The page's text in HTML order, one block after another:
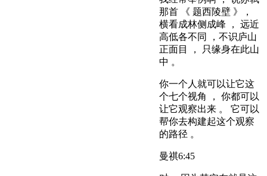
那首 《 题西陵壁 》，
横看成林侧成峰 ， 远近
高低各不同 ，不识庐山
正面目 ， 只缘身在此山
中 。
你一个人就可以让它这
个七个视角 ， 你都可以
让它观察出来 。 它可以
帮你去构建起这个观察
的路径 。
曼祺6:45